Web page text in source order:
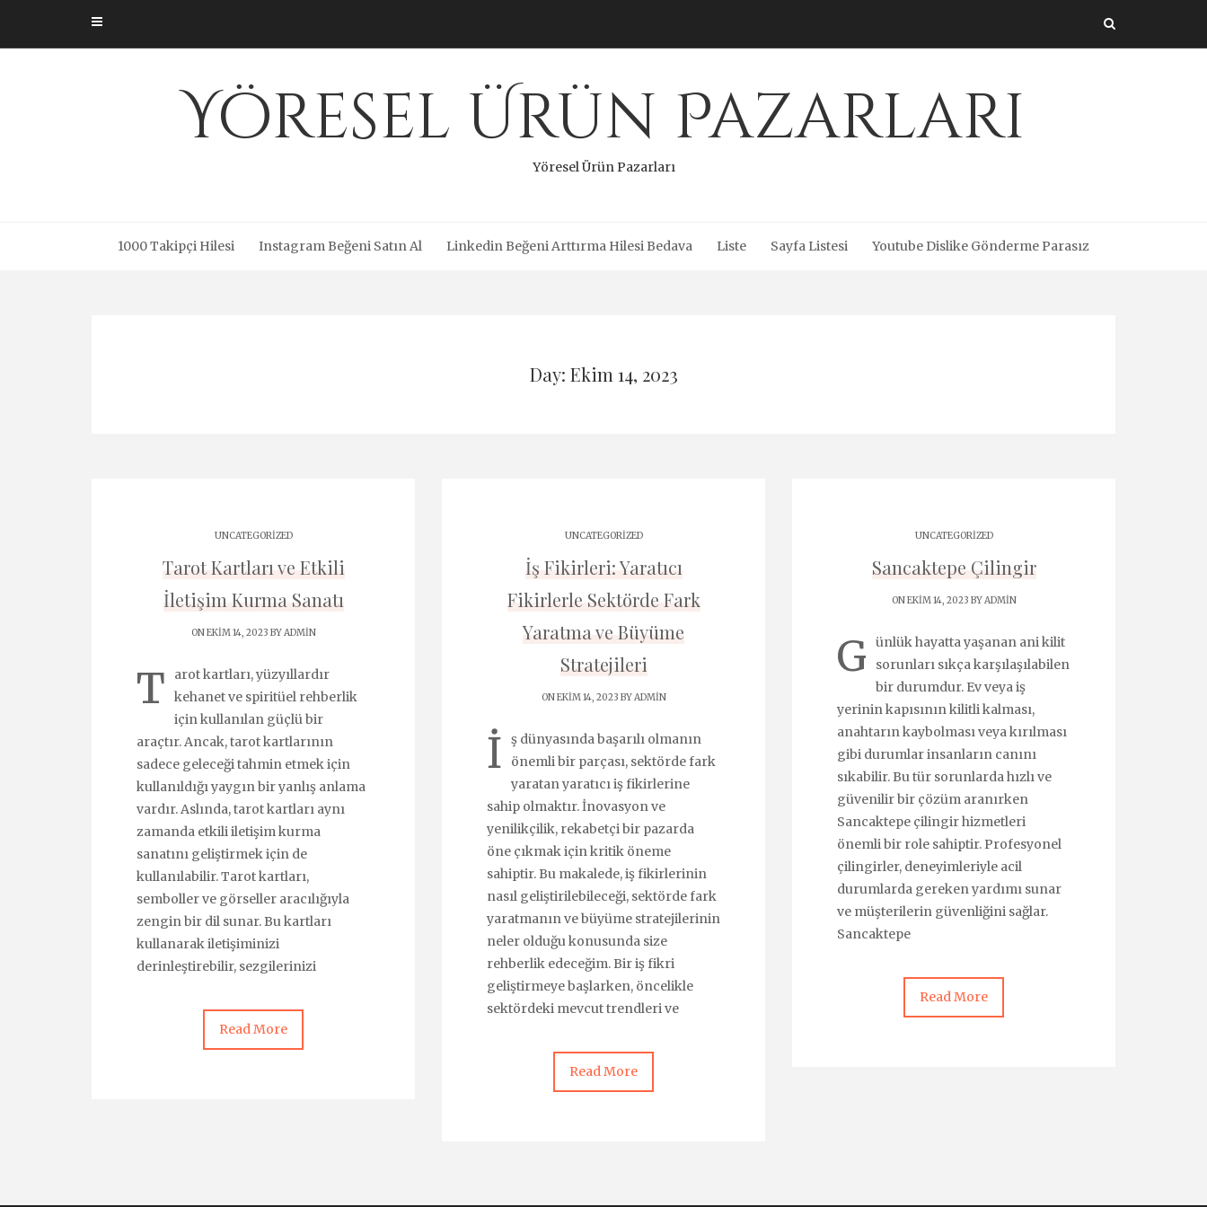
content
Yöresel Ürün Pazarları
Yöresel Ürün Pazarları
1000 Takipçi Hilesi Instagram Beğeni Satın Al Linkedin Beğeni Arttırma Hilesi Bedava Liste Sayfa Listesi Youtube Dislike Gönderme Parasız
Day: Ekim 14, 2023
UNCATEGORIZED
Tarot Kartları ve Etkili
İletişim Kurma Sanatı
ON EKIM 14, 2023 BYADMIN
T
arot kartları, yüzyıllardır
kehanet ve spiritüel rehberlik
için kullanılan güçlü bir
araçtır. Ancak, tarot kartlarının
sadece geleceği tahmin etmek için
kullanıldığı yaygın bir yanlış anlama
vardır. Aslında, tarot kartları aynı
zamanda etkili iletişim kurma
sanatını geliştirmek için de
kullanılabilir. Tarot kartları,
semboller ve görseller aracılığıyla
zengin bir dil sunar. Bu kartları
kullanarak iletişiminizi
derinleştirebilir, sezgilerinizi
Read More
UNCATEGORIZED
İş Fikirleri: Yaratıcı
Fikirlerle Sektörde Fark
Yaratma ve Büyüme
Stratejileri
ON EKIM 14, 2023 BYADMIN
İ
ş dünyasında başarılı olmanın
önemli bir parçası, sektörde fark
yaratan yaratıcı iş fikirlerine
sahip olmaktır. İnovasyon ve
yenilikçilik, rekabetçi bir pazarda
öne çıkmak için kritik öneme
sahiptir. Bu makalede, iş fikirlerinin
nasıl geliştirilebileceği, sektörde fark
yaratmanın ve büyüme stratejilerinin
neler olduğu konusunda size
rehberlik edeceğim. Bir iş fikri
geliştirmeye başlarken, öncelikle
sektördeki mevcut trendleri ve
Read More
UNCATEGORIZED
Sancaktepe Çilingir
ON EKIM 14, 2023 BYADMIN
G
ünlük hayatta yaşanan ani kilit
sorunları sıkça karşılaşılabilen
bir durumdur. Ev veya iş
yerinin kapısının kilitli kalması,
anahtarın kaybolması veya kırılması
gibi durumlar insanların canını
sıkabilir. Bu tür sorunlarda hızlı ve
güvenilir bir çözüm aranırken
Sancaktepe çilingir hizmetleri
önemli bir role sahiptir. Profesyonel
çilingirler, deneyimleriyle acil
durumlarda gereken yardımı sunar
ve müşterilerin güvenliğini sağlar.
Sancaktepe
Read More